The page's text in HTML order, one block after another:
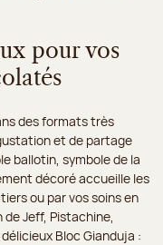
pour vos
des formats très
et de partage
ballotin, symbole de la
décoré accueille les
ou par vos soins en
Jeff, Pistachine,
Bloc Gianduja :